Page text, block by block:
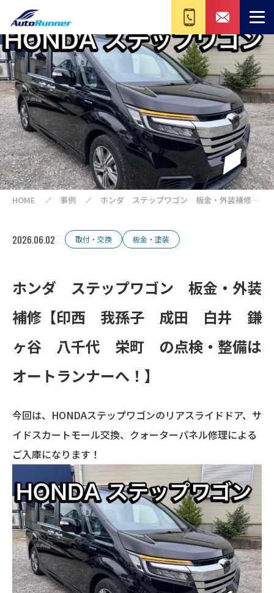
HOME 事例
ホンダ ステップワゴン 板金・外装補修
へ！】
2026.06.02 取付・交換 板金・塗装
ホンダ ステップワゴン 板金・外装
補修【印西 我孫子 成田 白井 鎌
ヶ谷 八千代 栄町 の点検・整備は
オートランナーへ！】
今回は、HONDAステップワゴンのリアスライドドア、サ
イドスカートモール交換、クォーターパネル修理による
ご入庫になります！